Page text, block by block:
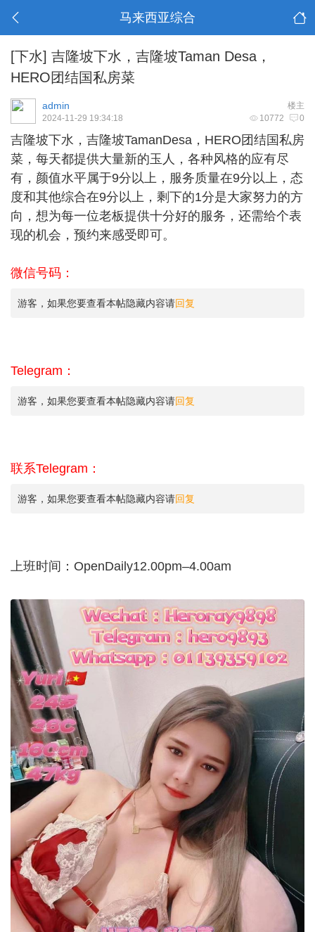
马来西亚综合
[下水] 吉隆坡下水，吉隆坡Taman Desa，
HERO团结国私房菜
楼主
admin
10772 0
2024-11-29 19:34:18
吉隆坡下水 ，吉隆坡TamanDesa，HERO团结国私房
菜，每天都提供大量新的玉人，各种风格的应有尽
有，颜值水平属于9分以上，服务质量在9分以上，态
度和其他综合在9分以上，剩下的1分是大家努力的方
向，想为每一位老板提供十分好的服务，还需给个表
现的机会，预约来感受即可。
微信号码：
游客，如果您要查看本帖隐藏内容请回复
Telegram：
游客，如果您要查看本帖隐藏内容请回复
联系Telegram：
游客，如果您要查看本帖隐藏内容请回复
上班时间：OpenDaily12.00pm–4.00am